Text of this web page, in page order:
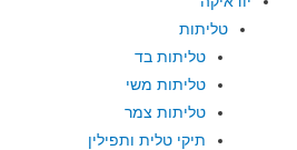
טליתות
טליתות בד
טליתות משי
טליתות צמר
תיקי טלית ותפילין